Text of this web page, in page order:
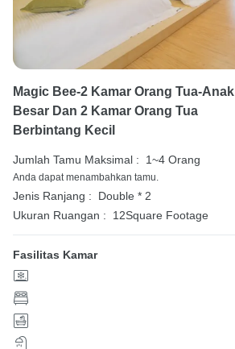
Magic Bee-2 Kamar Orang Tua-Anak
Besar Dan 2 Kamar Orang Tua
Berbintang Kecil
Jumlah Tamu Maksimal : 1~4 Orang
Anda dapat menambahkan tamu.
Jenis Ranjang :
Double * 2
Ukuran Ruangan :
12Square Footage
Fasilitas Kamar